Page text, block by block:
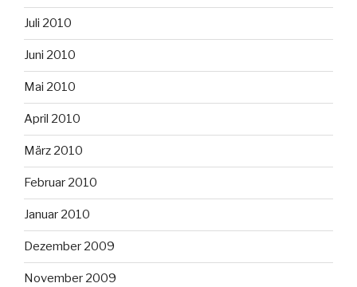
Juli 2010
Juni 2010
Mai 2010
April 2010
März 2010
Februar 2010
Januar 2010
Dezember 2009
November 2009